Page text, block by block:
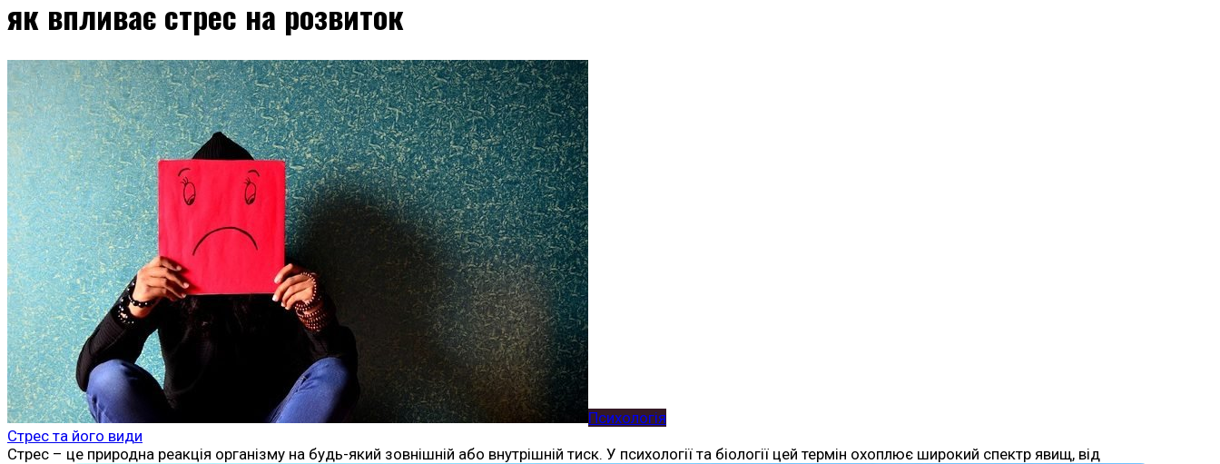
як впливає стрес на розвиток
Психологія
Стрес та його види
Стрес – це природна реакція організму на будь-який зовнішній або внутрішній тиск. У психології та біології цей термін охоплює широкий спектр явищ, від